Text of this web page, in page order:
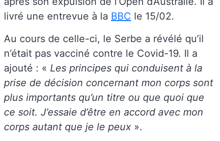
livré une entrevue à la BBC le 15/02.
Au cours de celle-ci, le Serbe a révélé qu’il
n’était pas vacciné contre le Covid-19. Il a
ajouté : « Les principes qui conduisent à la
prise de décision concernant mon corps sont
plus importants qu’un titre ou que quoi que
ce soit. J’essaie d’être en accord avec mon
corps autant que je le peux ».